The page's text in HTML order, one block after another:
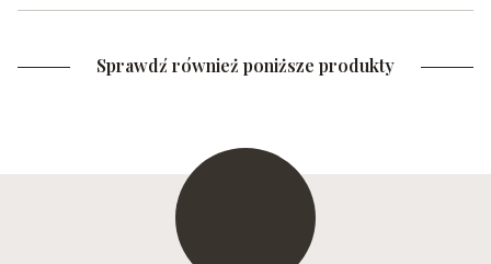
Sprawdź również poniższe produkty